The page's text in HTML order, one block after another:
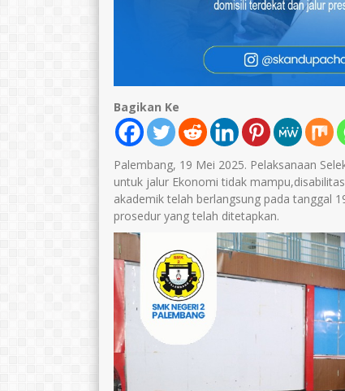
Bagikan Ke
Palembang, 19 Mei 2025. Pelaksanaan
untuk jalur Ekonomi tidak
akademik telah berlangsung pada tanggal
prosedur yang telah ditetapkan.